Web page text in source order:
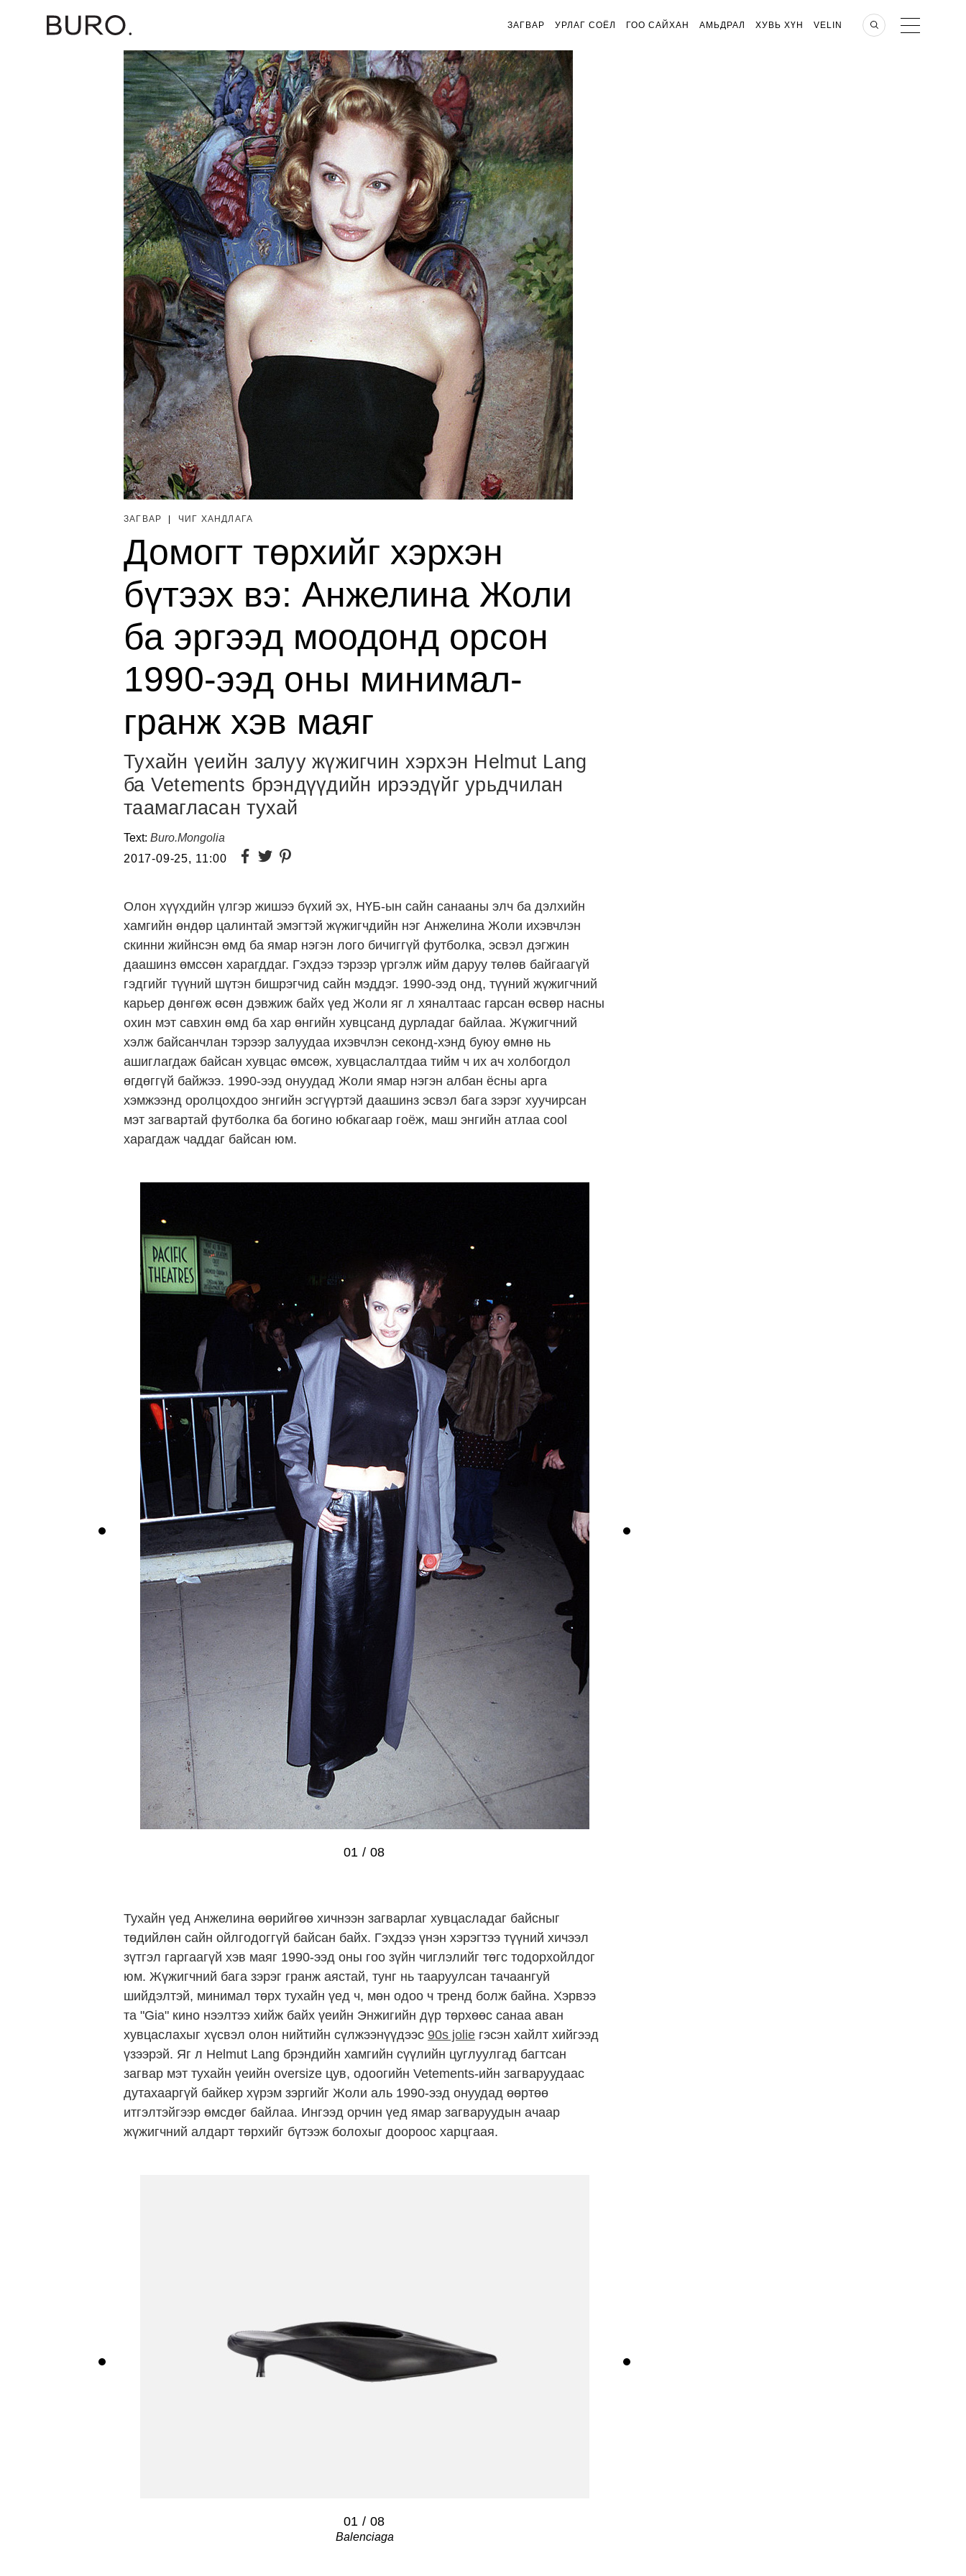
ЗАГВАР УРЛАГ СОЁЛ ГОО САЙХАН АМЬДРАЛ ХУВЬ ХҮН VELIN
ЗАГВАР ЧИГ ХАНДЛАГА
Домогт төрхийг хэрхэн
бүтээх вэ: Анжелина Жоли
ба эргээд моодонд орсон
1990-ээд оны минимал-
гранж хэв маяг
Тухайн үеийн залуу жүжигчин хэрхэн Helmut Lang
ба Vetements брэндүүдийн ирээдүйг урьдчилан
таамагласан тухай
Text: Buro.Mongolia
2017-09-25, 11:00
Олон хүүхдийн үлгэр жишээ бүхий эх, НҮБ-ын сайн санааны элч ба дэлхийн
хамгийн өндөр цалинтай эмэгтэй жүжигчдийн нэг Анжелина Жоли ихэвчлэн
скинни жийнсэн өмд ба ямар нэгэн лого бичиггүй футболка, эсвэл дэгжин
даашинз өмссөн харагддаг. Гэхдээ тэрээр үргэлж ийм даруу төлөв байгаагүй
гэдгийг түүний шүтэн бишрэгчид сайн мэддэг. 1990-ээд онд, түүний жүжигчний
карьер дөнгөж өсөн дэвжиж байх үед Жоли яг л хяналтаас гарсан өсвөр насны
охин мэт савхин өмд ба хар өнгийн хувцсанд дурладаг байлаа. Жүжигчний
хэлж байсанчлан тэрээр залуудаа ихэвчлэн секонд-хэнд буюу өмнө нь
ашиглагдаж байсан хувцас өмсөж, хувцаслалтдаа тийм ч их ач холбогдол
өгдөггүй байжээ. 1990-ээд онуудад Жоли ямар нэгэн албан ёсны арга
хэмжээнд оролцохдоо энгийн эсгүүртэй даашинз эсвэл бага зэрэг хуучирсан
мэт загвартай футболка ба богино юбкагаар гоёж, маш энгийн атлаа cool
харагдаж чаддаг байсан юм.
01 / 08
Тухайн үед Анжелина өөрийгөө хичнээн загварлаг хувцасладаг байсныг
төдийлөн сайн ойлгодоггүй байсан байх. Гэхдээ үнэн хэрэгтээ түүний хичээл
зүтгэл гаргаагүй хэв маяг 1990-ээд оны гоо зүйн чиглэлийг төгс тодорхойлдог
юм. Жүжигчний бага зэрэг гранж аястай, тунг нь тааруулсан тачаангуй
шийдэлтэй, минимал төрх тухайн үед ч, мөн одоо ч тренд болж байна. Хэрвээ
та "Gia" кино нээлтээ хийж байх үеийн Энжигийн дүр төрхөөс санаа аван
хувцаслахыг хүсвэл олон нийтийн сүлжээнүүдээс 90s jolie гэсэн хайлт хийгээд
үзээрэй. Яг л Helmut Lang брэндийн хамгийн сүүлийн цуглуулгад багтсан
загвар мэт тухайн үеийн oversize цув, одоогийн Vetements-ийн загваруудаас
дутахааргүй байкер хүрэм зэргийг Жоли аль 1990-ээд онуудад өөртөө
итгэлтэйгээр өмсдөг байлаа. Ингээд орчин үед ямар загваруудын ачаар
жүжигчний алдарт төрхийг бүтээж болохыг доороос харцгаая.
01 / 08
Balenciaga